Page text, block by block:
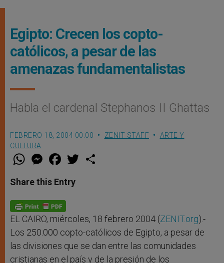
Egipto: Crecen los copto-
católicos, a pesar de las
amenazas fundamentalistas
Habla el cardenal Stephanos II Ghattas
FEBRERO 18, 2004 00:00 ZENIT STAFF
ARTE Y
CULTURA
W
t
s
p
p
M
e
s
e
g
e
r
F
a
e
b
o
k
w
Share this Entry
EL CAIRO, miércoles, 18 febrero 2004 (ZENIT.org).-
Los 250.000 copto-católicos de Egipto, a pesar de
las divisiones que se dan entre las comunidades
cristianas en el país y de la presión de los